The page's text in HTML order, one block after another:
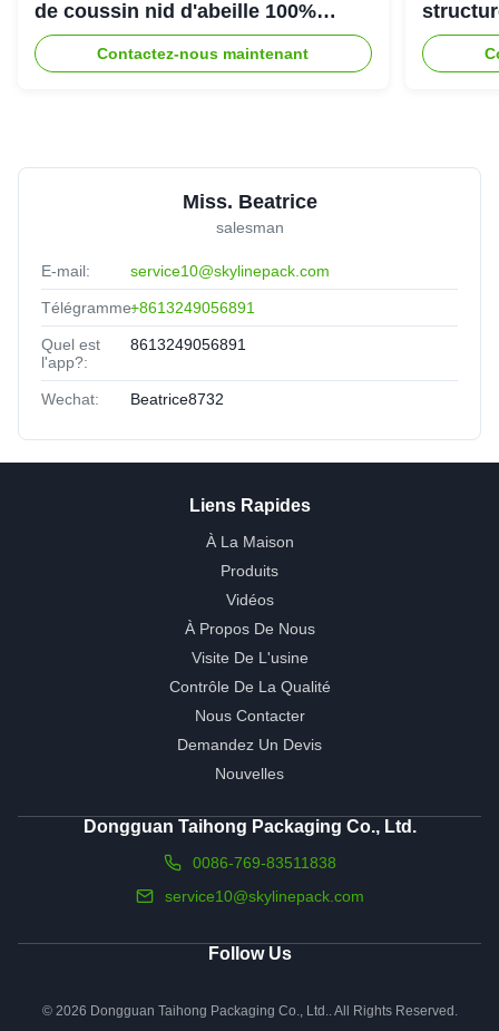
de coussin nid d'abeille 100%
recyclable pour emballage de
protection écologique
Contactez-nous maintenant
une
Miss. Beatrice
salesman
E-mail: service10@skylinepack.com
Télégramme:+8613249056891
Quel est
l'app?:
8613249056891
Wechat: Beatrice8732
Liens Rapides
À La Maison
Produits
Vidéos
À Propos De Nous
Visite De L'usine
Contrôle De La Qualité
Nous Contacter
Demandez Un Devis
Nouvelles
Dongguan Taihong Packaging Co., Ltd.
0086-769-83511838
service10@skylinepack.com
Follow Us
© 2026 Dongguan Taihong Packaging Co., Ltd.. All Rights Reserved.